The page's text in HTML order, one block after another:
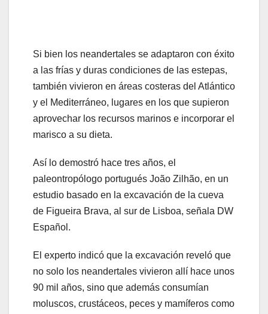
Si bien los neandertales se adaptaron con éxito
a las frías y duras condiciones de las estepas,
también vivieron en áreas costeras del Atlántico
y el Mediterráneo, lugares en los que supieron
aprovechar los recursos marinos e incorporar el
marisco a su dieta.
Así lo demostró hace tres años, el
paleontropólogo portugués João Zilhão, en un
estudio basado en la excavación de la cueva
de Figueira Brava, al sur de Lisboa, señala DW
Español.
El experto indicó que la excavación reveló que
no solo los neandertales vivieron allí hace unos
90 mil años, sino que además consumían
moluscos, crustáceos, peces y mamíferos como